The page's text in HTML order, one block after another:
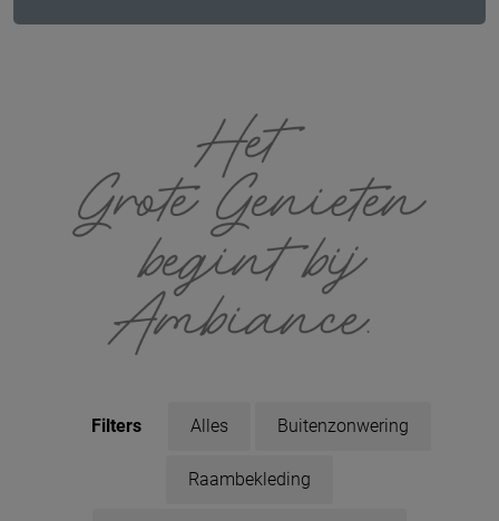
Filters Alles Buitenzonwering
Raambekleding